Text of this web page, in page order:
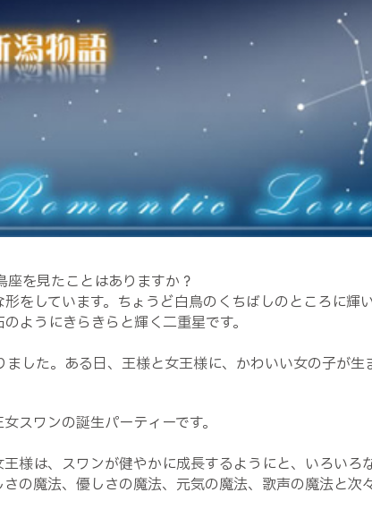
を見たことはありますか？
をしています。ちょうど白鳥のくちばしのところに輝
ようにきらきらと輝く二重星です。
した。ある日、王様と女王様に、かわいい女の子が
スワンの誕生パーティーです。
様は、スワンが健やかに成長するようにと、いろいろ
さの魔法、優しさの魔法、元気の魔法、歌声の魔法と次